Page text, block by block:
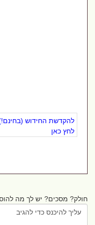
להקדשת החידוש (בחינם!)
לחץ כאן
חולק? מסכים? יש לך מה